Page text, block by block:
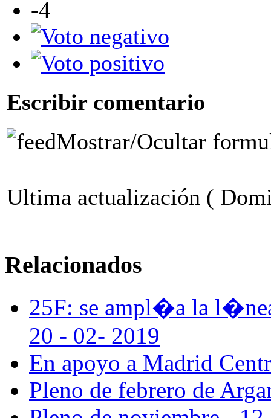
-4
Escribir comentario
Mostrar/Ocultar
Ultima actualización (
Relacionados
25F: se ampl�a la
20 - 02- 2019
En apoyo a Madrid
Pleno de febrero de